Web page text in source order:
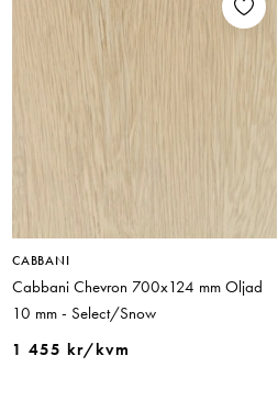
CABBANI
Cabbani Chevron 700x124 mm Oljad
10 mm - Select/Snow
1 455 kr/kvm